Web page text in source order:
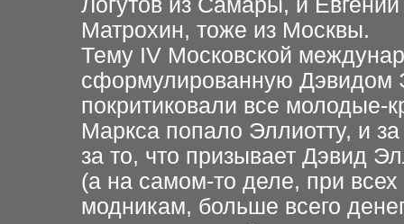
Логутов из Самары, и
Матрохин, тоже из Москвы.
Тему IV Московской
сформулированную Дэвидом
покритиковали все молодые-
Маркса попало Эллиотту, и
за то, что призывает Дэвид
(а на самом-то деле, при
модникам, больше всего